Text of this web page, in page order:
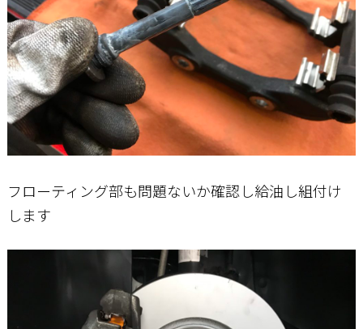
フローティング部も問題ないか確認し給油し組付け
します